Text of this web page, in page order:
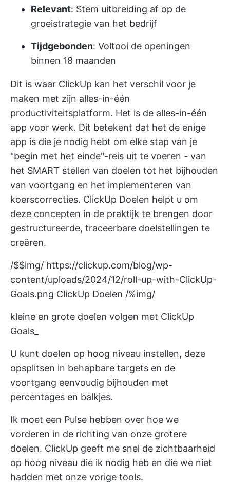
Relevant: Stem uitbreiding af op de
groeistrategie van het bedrijf
Tijdgebonden: Voltooi de openingen
binnen 18 maanden
Dit is waar ClickUp kan het verschil voor je
maken met zijn alles-in-één
productiviteitsplatform. Het is de alles-in-één
app voor werk. Dit betekent dat het de enige
app is die je nodig hebt om elke stap van je
"begin met het einde"-reis uit te voeren - van
het SMART stellen van doelen tot het bijhouden
van voortgang en het implementeren van
koerscorrecties. ClickUp Doelen helpt u om
deze concepten in de praktijk te brengen door
gestructureerde, traceerbare doelstellingen te
creëren.
/$$img/ https://clickup.com/blog/wp-
content/uploads/2024/12/roll-up-with-ClickUp-
Goals.png ClickUp Doelen /%img/
kleine en grote doelen volgen met ClickUp
Goals_
U kunt doelen op hoog niveau instellen, deze
opsplitsen in behapbare targets en de
voortgang eenvoudig bijhouden met
percentages en balkjes.
Ik moet een Pulse hebben over hoe we
vorderen in de richting van onze grotere
doelen. ClickUp geeft me snel de zichtbaarheid
op hoog niveau die ik nodig heb en die we niet
hadden met onze vorige tools.